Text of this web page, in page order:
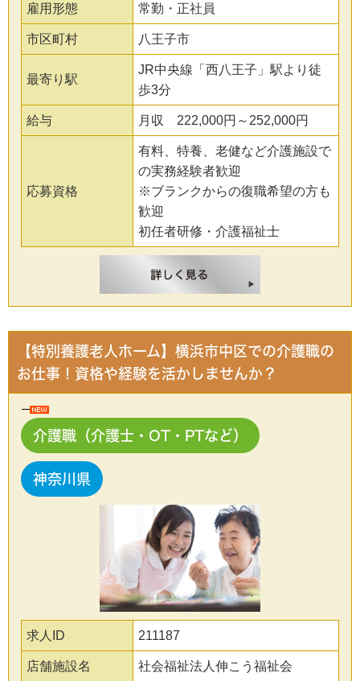
雇用形態 常勤・正社員
市区町村 八王子市
最寄り駅
JR中央線「西八王子」駅より徒
歩3分
給与 月収 222,000円～252,000円
応募資格
有料、特養、老健など介護施設で
の実務経験者歓迎
※ブランクからの復職希望の方も
歓迎
初任者研修・介護福祉士
【特別養護老人ホーム】横浜市中区での介護職の
お仕事！資格や経験を活かしませんか？
介護職（介護士・OT・PTなど）
神奈川県
求人ID 211187
店舗施設名 社会福祉法人伸こう福祉会